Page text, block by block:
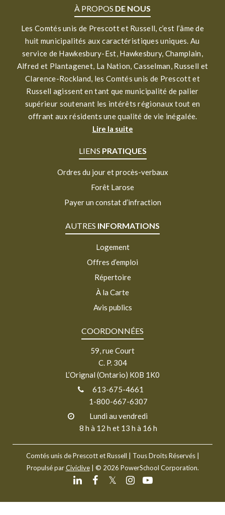
À PROPOS DE NOUS
Les Comtés unis de Prescott et Russell, c’est l’âme de
huit municipalités aux caractéristiques uniques. Au
service de Hawkesbury-Est, Hawkesbury, Champlain,
Alfred et Plantagenet, La Nation, Casselman, Russell et
Clarence-Rockland, les Comtés unis de Prescott et
Russell agissent en tant que municipalité de palier
supérieur soutenant les intérêts régionaux tout en
offrant aux résidents une qualité de vie inégalée.
Lire la suite
LIENS PRATIQUES
Ordres du jour et procès-verbaux
Forêt Larose
Payer un constat d’infraction
AUTRES INFORMATIONS
Logement
Offres d’emploi
Répertoire
À la Carte
Avis publics
COORDONNÉES
59, rue Court
C. P. 304
L’Orignal (Ontario) K0B 1K0
613-675-4661
1-800-667-6307
Lundi au vendredi
8 h à 12 h et 13 h à 16 h
Comtés unis de Prescott et Russell
| Tous Droits Réservés |
Propulsé parCiviclive| © 2026 PowerSchool Corporation.
𝕏